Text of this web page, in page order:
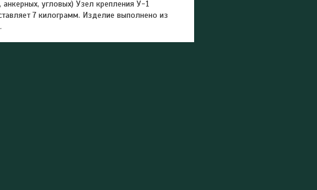
угловых) Узел крепления У-1
7 килограмм. Изделие выполнено из